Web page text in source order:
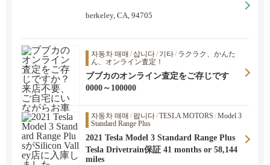
berkeley, CA, 94705
자동차 매매 /삽니다/ 기타/ ラクラク、かんた
ん、オンライン査定！
ブブカのオンライン査定をご存じです
か？来店不要、ご自宅にいながらお車を
0000～100000
자동차 매매 /팝니다/TESLA MOTORS /Model 3
Standard Range Plus
2021 Tesla Model 3 Standard Range Plus
がSilicon Valley店に入庫しました。
Tesla Drivetrain保証 41 months or 58,144
miles